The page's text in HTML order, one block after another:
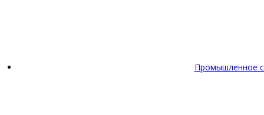
Промышленное